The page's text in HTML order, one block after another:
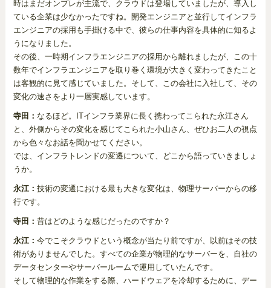
時はまだオンプレが主流で、クラウドは登場していましたが、導入し
ている企業は少なかったですね。開発エンジニアと並行してインフラ
エンジニアの採用も手掛ける中で、彼らの仕事内容を具体的に知るよ
うになりました。
その後、一時期インフラエンジニアの採用から離れましたが、この十
数年でインフラエンジニアを取り巻く環境が大きく変わってきたこと
は客観的に見て感じていました。そして、この会社に入社して、その
変化の速さをより一層実感しています。
寺田： なるほど。ITインフラ業界に長く携わってこられた永江さん
と、外側からその変化を感じてこられた小山さん、ぜひお二人の視点
から色々なお話を聞かせてください。
では、インフラトレンドの変遷について、どこから語っていきましょ
うか。
永江： 技術の変遷における最も大きな変化は、物理サーバーからの移
行です。
寺田： 昔はどのような感じだったのですか？
永江： 今でこそクラウドという概念が当たり前ですが、以前はその技
術がありませんでした。すべての企業が物理的なサーバーを、自社の
データセンターやサーバールームで運用していたんです。
そして物理的な作業をする際、ハードウェアを冷却するために、デー